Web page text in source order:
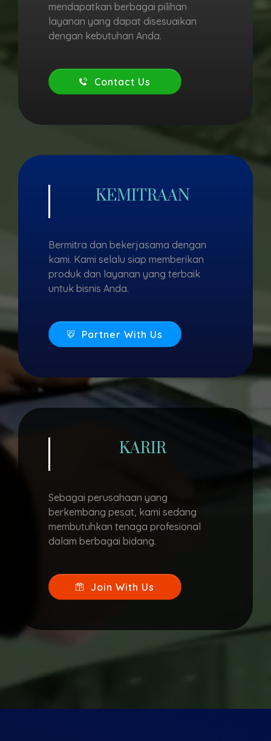
mendapatkan berbagai pilihan
layanan yang dapat disesuaikan
dengan kebutuhan Anda.
Contact Us
KEMITRAAN
Bermitra dan bekerjasama dengan
kami. Kami selalu siap memberikan
produk dan layanan yang terbaik
untuk bisnis Anda.
Partner With Us
KARIR
Sebagai perusahaan yang
berkembang pesat, kami sedang
membutuhkan tenaga profesional
dalam berbagai bidang.
Join With Us